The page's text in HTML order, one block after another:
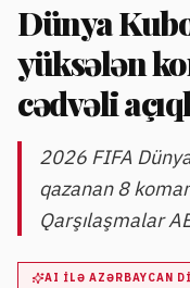
Dünya
yüksələn
cədvəli
2026 FIFA
qazanan 8
Qarşılaşmalar
AI ILƏ AZƏRBAYCAN